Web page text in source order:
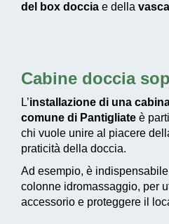
del box doccia e della
Cabine doccia
L’installazione di una
comune di Pantigliate è
chi vuole unire al piacere
praticità della doccia.
Ad esempio, è
colonne idromassaggio, per
accessorio e proteggere il